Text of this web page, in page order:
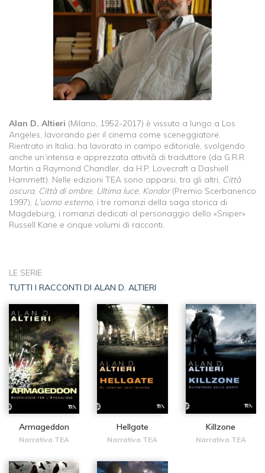
Alan D. Altieri (Milano, 1952-2017) è vissuto a lungo a Los
Angeles, lavorando per il cinema come sceneggiatore.
Rientrato in Italia, ha lavorato in campo editoriale, svolgendo
anche un’intensa e apprezzata attività di traduttore (da G.R.R.
Martin a Raymond Chandler, da H.P. Lovecraft a Dashiell
Hammett). Nelle edizioni TEA sono apparsi, tra gli altri, Città
oscura, Città di ombre, Ultima luce, Kondor(Premio Scerbanenco
1997), L’uomo esterno, i tre romanzi della saga storica di
Magdeburg, i romanzi dedicati al personaggio dello «Sniper»
Russell Kane e cinque volumi di racconti.
LE SERIE
TUTTI I RACCONTI DI ALAN D. ALTIERI
Armageddon
Narrativa TEA
Hellgate
Narrativa TEA
Killzone
Narrativa TEA